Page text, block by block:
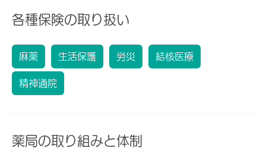
各種保険の取り扱い
麻薬 生活保護 労災 結核医療
精神通院
薬局の取り組みと体制